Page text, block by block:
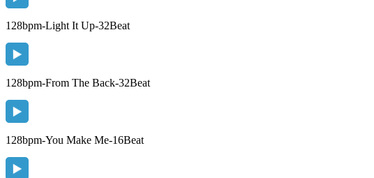
128bpm-Light It Up-32Beat
128bpm-From The Back-32Beat
128bpm-You Make Me-16Beat